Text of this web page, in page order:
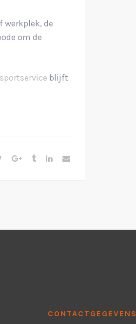
werkplek, de
om de
blijft
CONTACTGEGEVENS